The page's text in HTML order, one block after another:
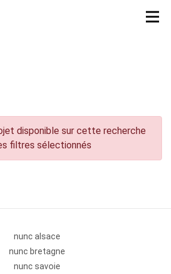
disponible sur cette recherche
filtres sélectionnés
nunc alsace
nunc bretagne
nunc savoie